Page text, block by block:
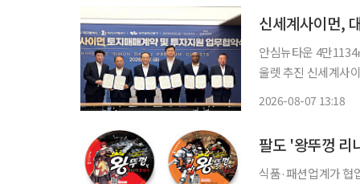
신세계사이먼,
안심뉴타운 4만
울렛 추진 신세계사이먼이 대구 안심뉴타운에 국내 광역시권 최초의 '도심형 프리미엄 아울
2026-08-07 13:18
식품·패션업계가 협